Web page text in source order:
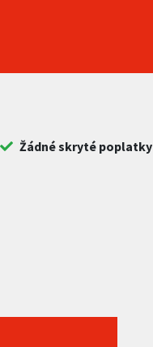
Žádné skryté poplatky